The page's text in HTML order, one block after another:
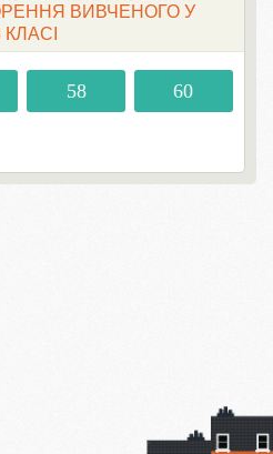
ВИВЧЕНОГО У
КЛАСІ
58 60